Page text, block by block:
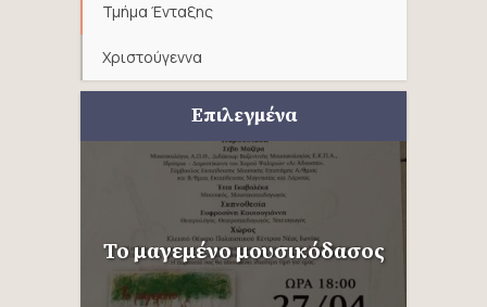
Τμήμα Ένταξης
Χριστούγεννα
Επιλεγμένα
Το μαγεμένο μουσικόδασος